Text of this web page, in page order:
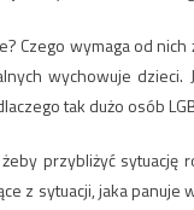
Czego wymaga od
wychowuje
tak dużo osób
przybliżyć
z sytuacji, jaka panuje